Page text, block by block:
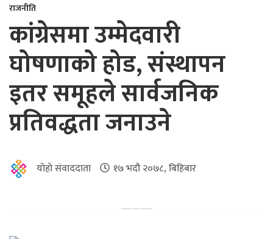
राजनीति
कांग्रेसमा उम्मेदवारी
घोषणाको होड, संस्थापन
इतर समूहले सार्वजनिक
प्रतिवद्धता जनाउने
योहो संवाददाता १७ भदौ २०७८, बिहिबार